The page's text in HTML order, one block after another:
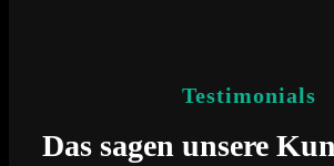
Testimonials
Das sagen unsere